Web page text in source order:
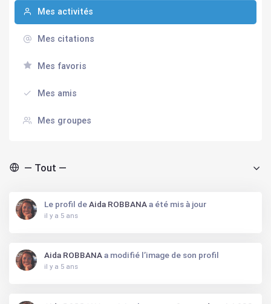
Mes activités
Mes citations
Mes favoris
Mes amis
Mes groupes
Afficher par activité:
Le profil deAida ROBBANAa été mis à jour
il y a 5 ans
Aida ROBBANAa modifié l’image de son profil
il y a 5 ans